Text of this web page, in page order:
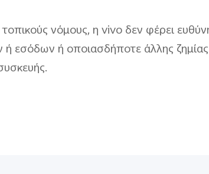
νόμους, η vivo δεν φέρει
εσόδων ή οποιασδήποτε άλλης